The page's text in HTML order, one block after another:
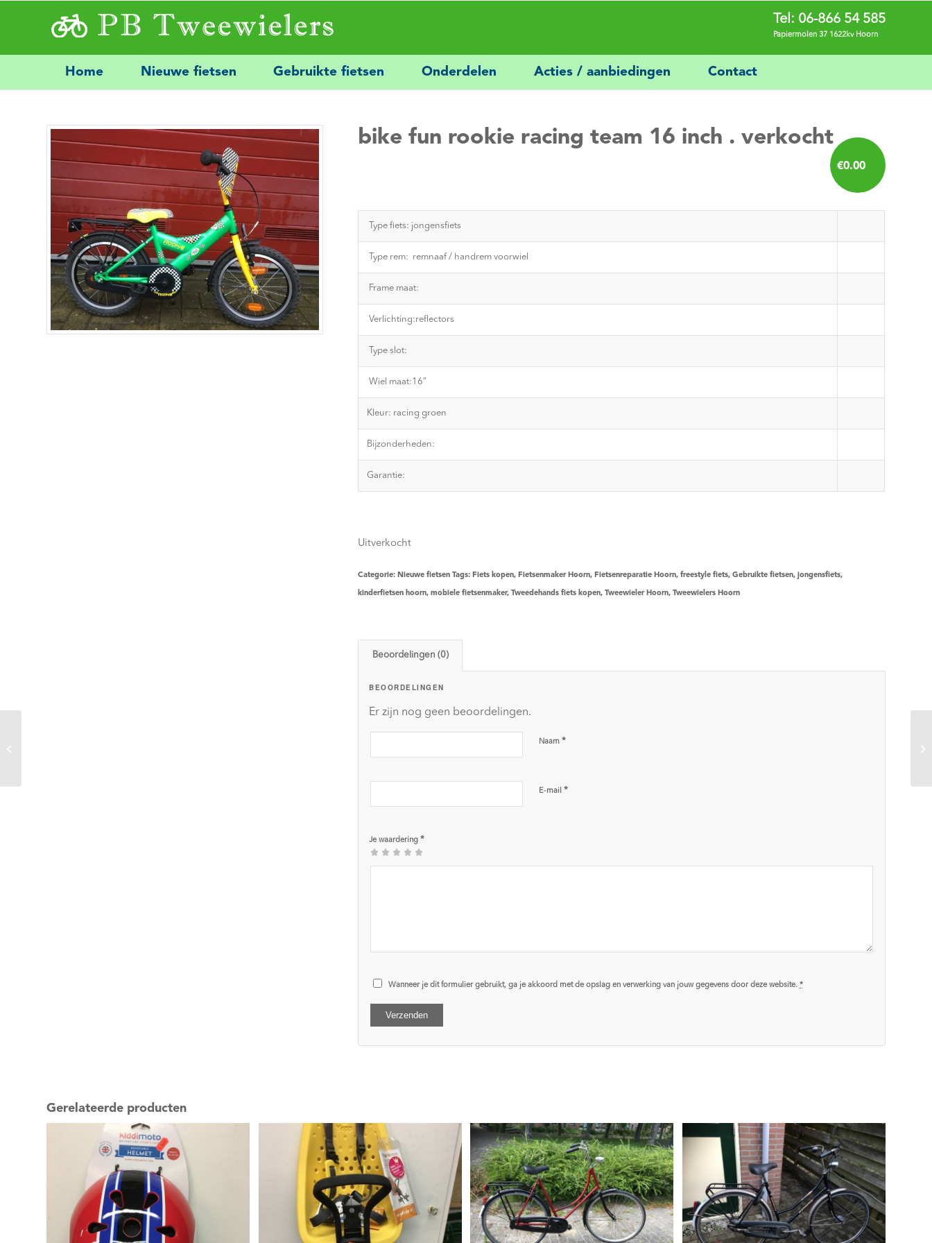
Tel: 06-866 54 585
Papiermolen 37 1622kv Hoorn
Home Nieuwe fietsen Gebruikte fietsen Onderdelen Acties / aanbiedingen Contact
bike fun rookie racing team 16 inch . verkocht
€0.00
Type fiets: jongensfiets
Type rem: remnaaf / handrem voorwiel
Frame maat:
Verlichting:reflectors
Type slot:
Wiel maat:16”
Kleur: racing groen
Bijzonderheden:
Garantie:
Uitverkocht
Categorie: Nieuwe fietsen Tags: Fiets kopen, Fietsenmaker Hoorn, Fietsenreparatie Hoorn,freestyle fiets,Gebruikte fietsen, jongensfiets,
kinderfietsen hoorn,mobiele fietsenmaker,Tweedehands fiets kopen,Tweewieler Hoorn,Tweewielers Hoorn
Beoordelingen (0)
BEOORDELINGEN
Er zijn nog geen beoordelingen.
Naam *
E-mail *
Je waardering *
1
2
3 van
4 van
5 van de 5
Wanneer je dit formulier gebruikt, ga je akkoord met de opslag en verwerking van jouw gegevens door deze website. *
Gerelateerde producten